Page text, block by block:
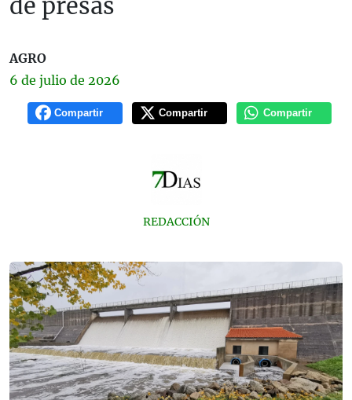
de presas
AGRO
6 de julio de 2026
Compartir Compartir Compartir
REDACCIÓN